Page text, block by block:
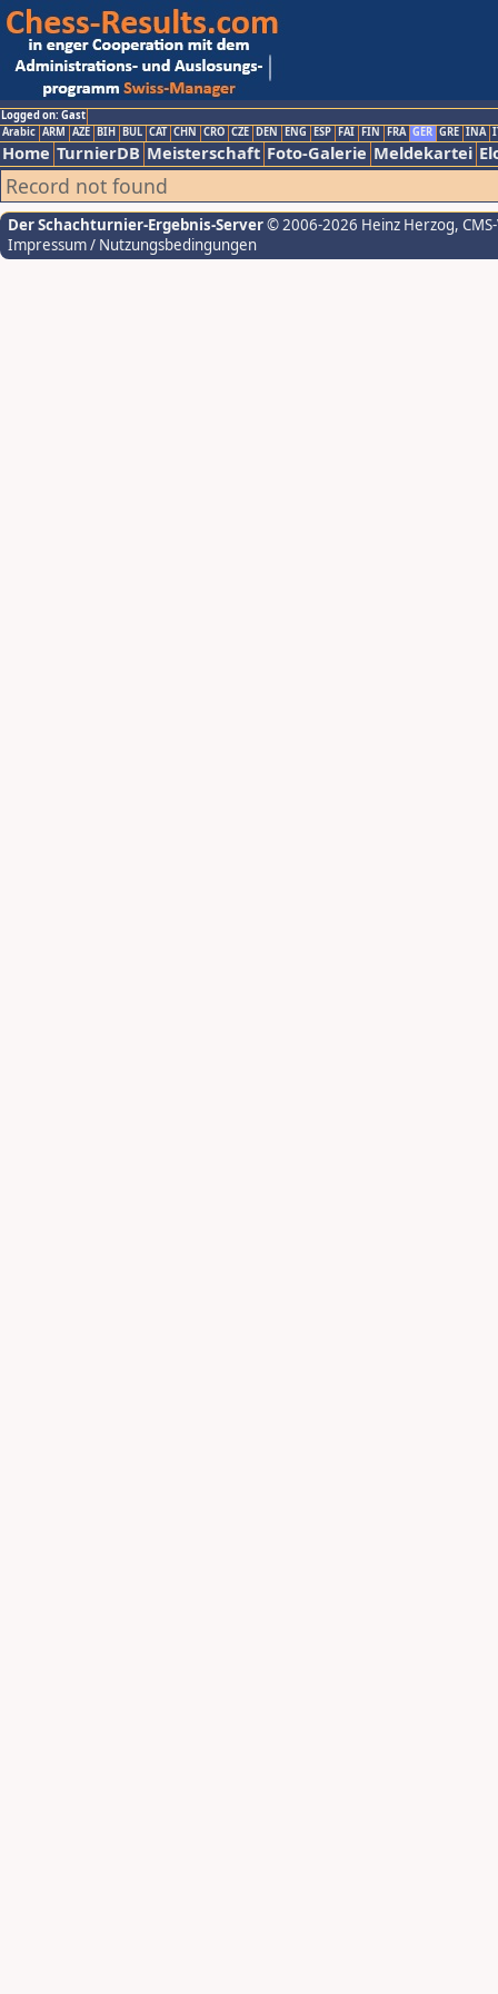
Logged on: Gast
Arabic ARM AZE BIH BUL CAT CHN CRO CZE DEN ENG ESP FAI FIN FRA GER GRE INA
Home TurnierDB Meisterschaft Foto-Galerie Meldekartei
Record not found
Der Schachturnier-Ergebnis-Server© 2006-2026 Heinz Herzog,
Impressum / Nutzungsbedingungen